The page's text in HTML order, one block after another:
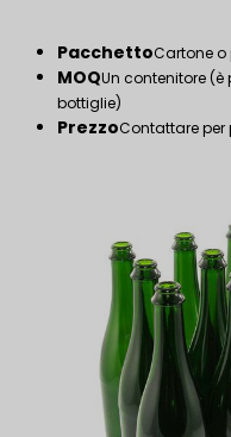
PacchettoCartone o
MOQUn contenitore
bottiglie)
PrezzoContattare per